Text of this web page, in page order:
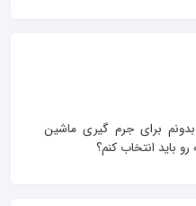
برای جرم گیری ماشین